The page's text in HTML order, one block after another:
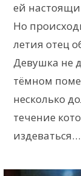
ей
Но
летия отец
Девушка не
тёмном
несколько
течение
издеваться…